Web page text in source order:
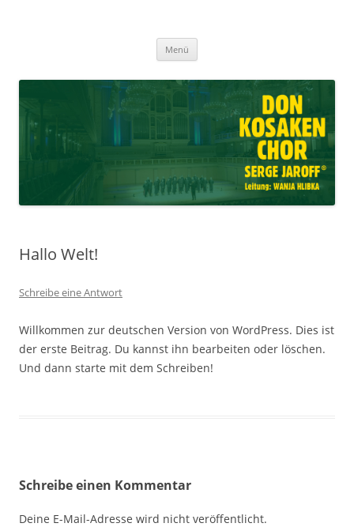
Leitung: Wanja Hlibka
Menü
Hallo Welt!
Schreibe eine Antwort
Willkommen zur deutschen Version von WordPress. Dies ist
der erste Beitrag. Du kannst ihn bearbeiten oder löschen.
Und dann starte mit dem Schreiben!
Schreibe einen Kommentar
Deine E-Mail-Adresse wird nicht veröffentlicht.